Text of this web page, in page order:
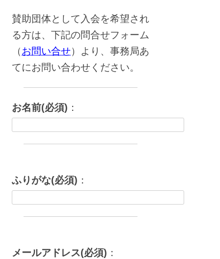
賛助団体として入会を希望され
る方は、下記の問合せフォーム
（ お問い合せ）より、事務局あ
てにお問い合わせください。
お名前(必須) ：
ふりがな(必須) ：
メールアドレス(必須) ：